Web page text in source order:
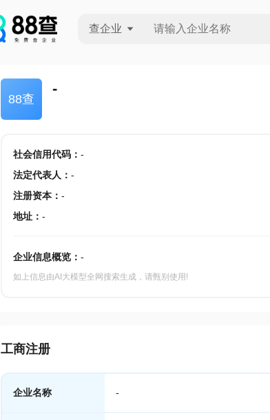
查企业
88查
-
社会信用代码： -
法定代表人 ： -
注册资本： -
地址： -
企业信息概览： -
如上信息由AI大模型全网搜索生成，请甄别使用!
工商注册
企业名称 -